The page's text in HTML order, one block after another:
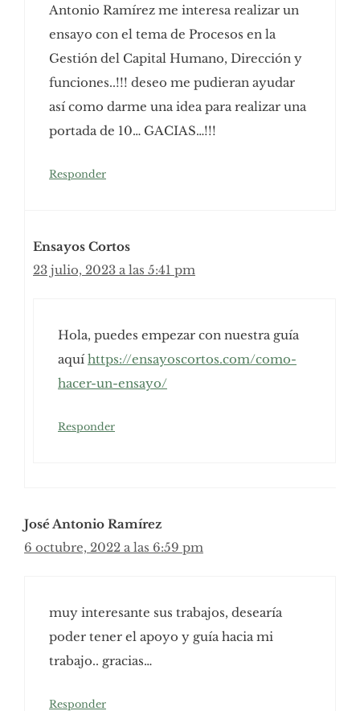
Antonio Ramírez me interesa realizar un
ensayo con el tema de Procesos en la
Gestión del Capital Humano, Dirección y
funciones..!!! deseo me pudieran ayudar
así como darme una idea para realizar una
portada de 10… GACIAS…!!!
Responder
Ensayos Cortos
23 julio, 2023 a las 5:41 pm
Hola, puedes empezar con nuestra guía
aquí https://ensayoscortos.com/como-
hacer-un-ensayo/
Responder
José Antonio Ramírez
6 octubre, 2022 a las 6:59 pm
muy interesante sus trabajos, desearía
poder tener el apoyo y guía hacia mi
trabajo.. gracias…
Responder